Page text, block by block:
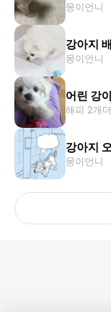
몽이언니
강아지
몽이언니
어린 강
해피 2개더
강아지
몽이언니